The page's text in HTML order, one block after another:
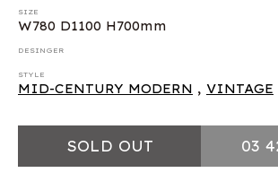
SIZE
W780 D1100 H700mm
DESINGER
STYLE
MID-CENTURY MODERN , VINTAGE
SOLD OUT 03